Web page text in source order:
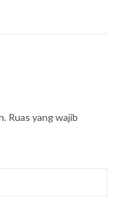
Ruas yang wajib